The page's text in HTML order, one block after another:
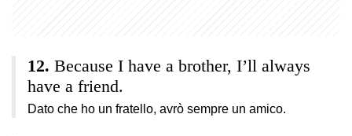
Because I have a brother, I’ll always
have a friend.
Dato che ho un fratello, avrò sempre un amico.